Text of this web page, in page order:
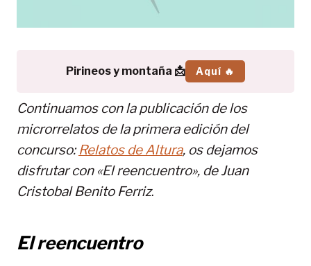
Pirineos y montaña 📩 Aquí 🔥
Continuamos con la publicación de los
microrrelatos de la primera edición del
concurso:Relatos de Altura, os dejamos
disfrutar con «El reencuentro», deJuan
Cristobal Benito Ferriz.
El reencuentro